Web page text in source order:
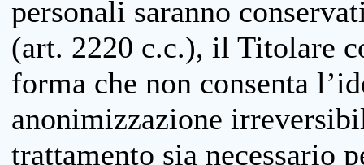
personali saranno
(art. 2220 c.c.), il Titolare
forma che non consenta
anonimizzazione
trattamento sia necessario